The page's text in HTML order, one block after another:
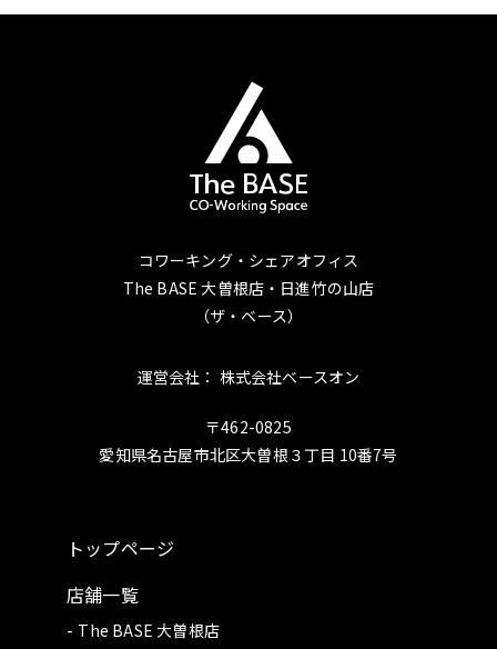
コワーキング・シェアオフィス
The BASE 大曽根店・日進竹の山店
（ザ・ベース）
運営会社： 株式会社ベースオン
〒462-0825
愛知県名古屋市北区大曽根３丁目 10番7号
トップページ
店舗一覧
The BASE 大曽根店